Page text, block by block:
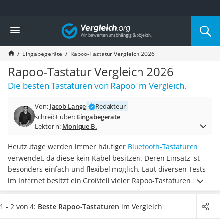
Die beliebtesten Vergleiche nach Kategorie
Elektronik
Powerstation
Monitor 32 Zoll 4K
Fernseher
Drucker
Desktop-PC
Diascanner
Laser-Multifunktionsdrucker
Powerstation mit Solarpanel
Gaming-PC
Soundbar
17-Zoll-Laptop
Satellitenschüssel
Gaming-Headset
Vergleich
Eingabegeräte Rapoo-Tastatur Vergleich 2026
Rapoo-Tastatur Vergleich 2026
Die besten Tastaturen von Rapoo im Vergleich.
Von: Jacob Lange
Redakteur
schreibt über: Eingabegeräte
Lektorin: Monique B.
Heutzutage werden immer häufiger Bluetooth-Tastaturen
verwendet, da diese kein Kabel besitzen. Deren Einsatz ist
besonders einfach und flexibel möglich. Laut diversen Tests
im Internet besitzt ein Großteil vieler Rapoo-Tastaturen den
Vorteil, dass sie mit einem Ziffernblock ausgestattetsind.
Somit wird das Eintippen von Zahlen und Berechnungen
1 - 2 von 4: Beste Rapoo-Tastaturen im Vergleich